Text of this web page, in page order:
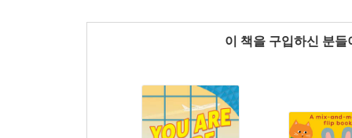
이 책을 구입하신 분